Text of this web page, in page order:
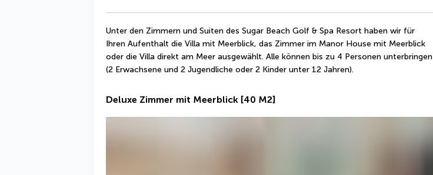
Unter den Zimmern und Suiten des Sugar Beach Golf & Spa Resort haben wir für
Ihren Aufenthalt die Villa mit Meerblick, das Zimmer im Manor House mit Meerblick
oder die Villa direkt am Meer ausgewählt. Alle können bis zu 4 Personen unterbringen
(2 Erwachsene und 2 Jugendliche oder 2 Kinder unter 12 Jahren).
Deluxe Zimmer mit Meerblick [40 M2]